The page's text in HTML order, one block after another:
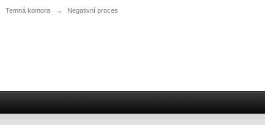
Temná komora → Negativní proces